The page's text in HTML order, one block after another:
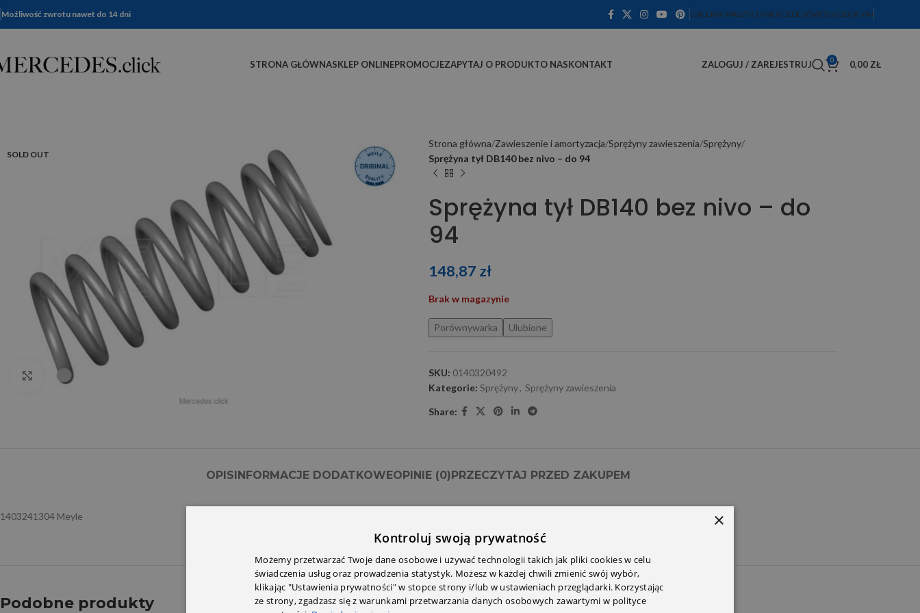
Możliwość zwrotu nawet do 14 dni GALERIA WASZYCH MERCEDESÓWDEKODER VIN
STRONA GŁÓWNASKLEP ONLINEPROMOCJEZAPYTAJ O PRODUKTO NASKONTAKT ZALOGUJ / ZAREJESTRUJ 0 0,00 ZŁ
SOLD OUT
Click to enlarge
Strona główna Zawieszenie i amortyzacja Sprężyny zawieszenia Sprężyny
Sprężyna tył DB140 bez nivo – do 94
Sprężyna tył DB140 bez nivo – do
94
148,87 zł
Brak w magazynie
Porównywarka Ulubione
SKU: 0140320492
Kategorie: Sprężyny, Sprężyny zawieszenia
Share:
OPISINFORMACJE DODATKOWEOPINIE (0)PRZECZYTAJ PRZED ZAKUPEM
1403241304 Meyle
Podobne produkty
×
Kontroluj swoją prywatność
Możemy przetwarzać Twoje dane osobowe i używać technologii takich jak pliki cookies w celu
świadczenia usług oraz prowadzenia statystyk. Możesz w każdej chwili zmienić swój wybór,
klikając "Ustawienia prywatności" w stopce strony i/lub w ustawieniach przeglądarki. Korzystając
ze strony, zgadzasz się z warunkami przetwarzania danych osobowych zawartymi w polityce